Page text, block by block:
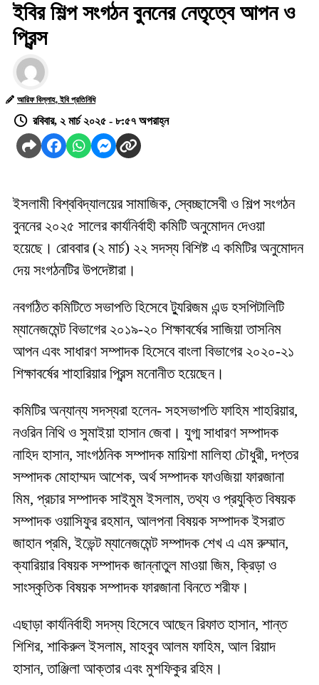
ইবির শিল্প সংগঠন বুননের নেতৃত্বে আপন ও
প্রিন্স
আরিফ বিল্লাহ, ইবি প্রতিনিধি
রবিবার, ২ মার্চ ২০২৫ - ৮:৫৭ অপরাহ্ন
ইসলামী বিশ্ববিদ্যালয়ের সামাজিক, স্বেচ্ছাসেবী ও শিল্প সংগঠন
বুননের ২০২৫ সালের কার্যনির্বাহী কমিটি অনুমোদন দেওয়া
হয়েছে। রোববার (২ মার্চ) ২২ সদস্য বিশিষ্ট এ কমিটির অনুমোদন
দেয় সংগঠনটির উপদেষ্টারা।
নবগঠিত কমিটিতে সভাপতি হিসেবে ট্যুরিজম এন্ড হসপিটালিটি
ম্যানেজমেন্ট বিভাগের ২০১৯-২০ শিক্ষাবর্ষের সাজিয়া তাসনিম
আপন এবং সাধারণ সম্পাদক হিসেবে বাংলা বিভাগের ২০২০-২১
শিক্ষাবর্ষের শাহারিয়ার প্রিন্স মনোনীত হয়েছেন।
কমিটির অন্যান্য সদস্যরা হলেন- সহসভাপতি ফাহিম শাহরিয়ার,
নওরিন নিথি ও সুমাইয়া হাসান জেবা। যুগ্ম সাধারণ সম্পাদক
নাহিদ হাসান, সাংগঠনিক সম্পাদক মায়িশা মালিহা চৌধুরী, দপ্তর
সম্পাদক মোহাম্মদ আশেক, অর্থ সম্পাদক ফাওজিয়া ফারজানা
মিম, প্রচার সম্পাদক সাইমুম ইসলাম, তথ্য ও প্রযুক্তি বিষয়ক
সম্পাদক ওয়াসিফুর রহমান, আলপনা বিষয়ক সম্পাদক ইসরাত
জাহান প্রমি, ইভেন্ট ম্যানেজমেন্ট সম্পাদক শেখ এ এম রুম্মান,
ক্যারিয়ার বিষয়ক সম্পাদক জান্নাতুল মাওয়া জিম, ক্রিড়া ও
সাংস্কৃতিক বিষয়ক সম্পাদক ফারজানা বিনতে শরীফ।
এছাড়া কার্যনির্বাহী সদস্য হিসেবে আছেন রিফাত হাসান, শান্ত
শিশির, শাকিরুল ইসলাম, মাহবুব আলম ফাহিম, আল রিয়াদ
হাসান, তাঞ্জিলা আক্তার এবং মুশফিকুর রহিম।